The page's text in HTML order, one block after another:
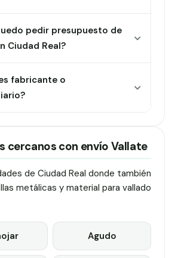
pedir presupuesto de
Ciudad Real?
fabricante o
cercanos con envío Vallate
de Ciudad Real donde también
metálicas y material para vallado
Agudo